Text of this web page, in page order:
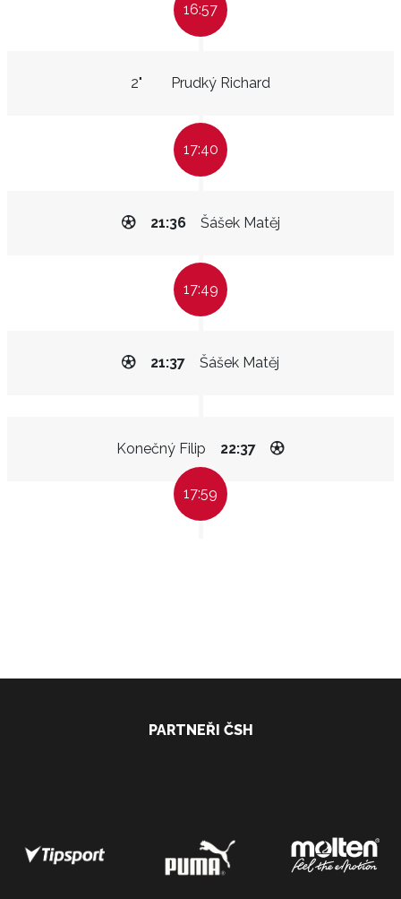
16:57
Prudký Richard
2"
17:40
Šášek Matěj
21:36
17:49
Šášek Matěj
21:37
Konečný Filip 22:37
17:59
PARTNEŘI ČSH